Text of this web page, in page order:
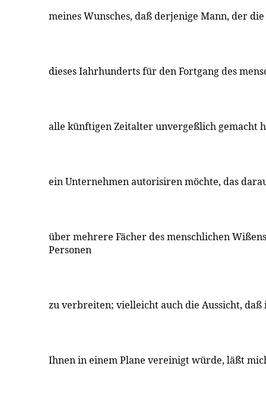
meines Wunsches, daß derjenige Mann, der
dieses Iahrhunderts für den Fortgang des
alle künftigen Zeitalter unvergeßlich gemacht
ein Unternehmen autorisiren möchte, das
über mehrere Fächer des menschlichen
Personen
zu verbreiten; vielleicht auch die Aussicht, daß
Ihnen in einem Plane vereinigt würde, läßt